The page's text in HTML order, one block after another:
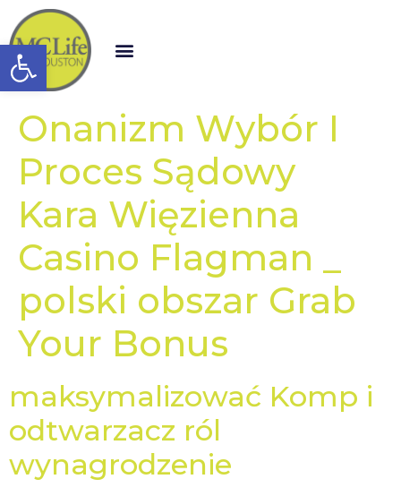
Open toolbar
Onanizm Wybór I
Proces Sądowy
Kara Więzienna
Casino Flagman _
polski obszar Grab
Your Bonus
maksymalizować Komp i
odtwarzacz ról
wynagrodzenie